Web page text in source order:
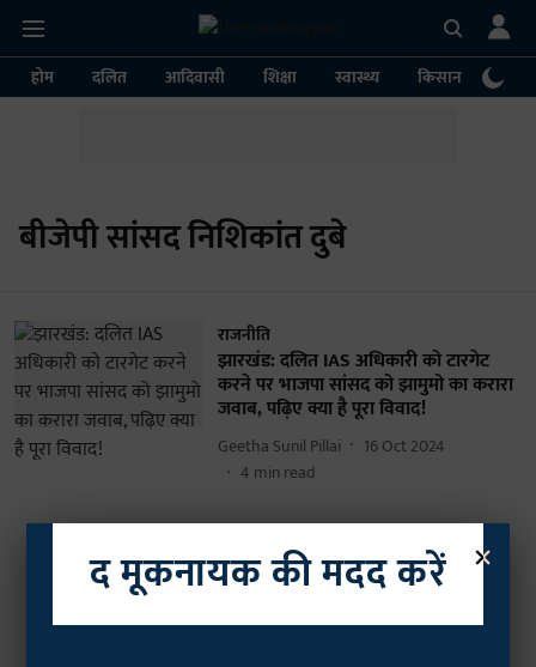
होम दलित आदिवासी शिक्षा स्वास्थ्य किसान
बीजेपी सांसद निशिकांत दुबे
राजनीति
झारखंड: दलित IAS अधिकारी को टारगेट
करने पर भाजपा सांसद को झामुमो का करारा
जवाब, पढ़िए क्या है पूरा विवाद!
Geetha Sunil Pillai
16 Oct 2024
4 min read
×
द मूकनायक की मदद करें